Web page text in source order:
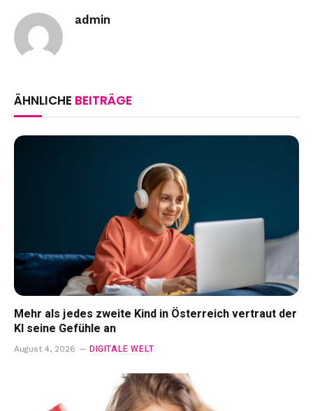
admin
ÄHNLICHE BEITRÄGE
Mehr als jedes zweite Kind in Österreich vertraut der
KI seine Gefühle an
August 4, 2026 DIGITALE WELT